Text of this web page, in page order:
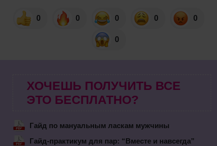
0 0 0 0 0
0
ХОЧЕШЬ ПОЛУЧИТЬ ВСЕ
ЭТО БЕСПЛАТНО?
Гайд по мануальным ласкам мужчины
Гайд-практикум для пар: “Вместе и навсегда”